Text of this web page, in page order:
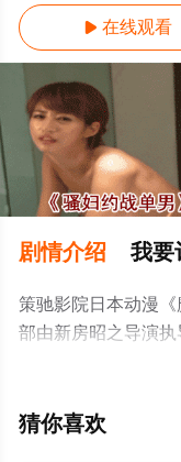
 在线观看
剧情介绍 我要
策驰影院日本动漫
部由新房昭之导演
矢奈,桑谷夏子,山川
由衣,小见川千明,佐
猜你喜欢